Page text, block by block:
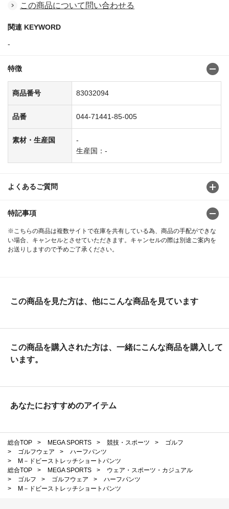
この商品について問い合わせる
関連 KEYWORD
-
特徴
商品番号 83032094
品番 044-71441-85-005
素材・生産国
-
生産国：-
よくあるご質問
特記事項
※こちらの商品は複数サイトで在庫を共有している為、商品の手配ができな
い場合、キャンセルとさせていただきます。キャンセルの際は別途ご案内を
お送りしますので予めご了承ください。
この商品を見た方は、他にこんな商品を見ています
この商品を購入された方は、一緒にこんな商品を購入して
います。
あなたにおすすめのアイテム
総合TOP > MEGA SPORTS > 競技・スポーツ >
ゴルフ
>
ゴルフウェア >
ハーフパンツ
>
M－ドビーストレッチショートパンツ
総合TOP
> MEGA SPORTS >
ウェア・スポーツ・カジュアル
>
ゴルフ > ゴルフウェア >
ハーフパンツ
>
M－ドビーストレッチショートパンツ